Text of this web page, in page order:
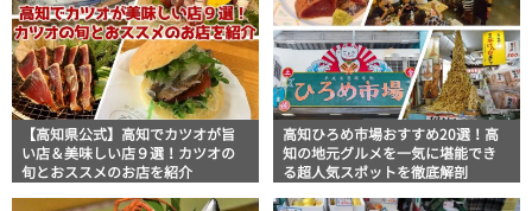
【高知県公式】高知でカツオが旨
い店＆美味しい店９選！カツオの
旬とおススメのお店を紹介
高知ひろめ市場おすすめ20選！高
知の地元グルメを一気に堪能でき
る超人気スポットを徹底解剖